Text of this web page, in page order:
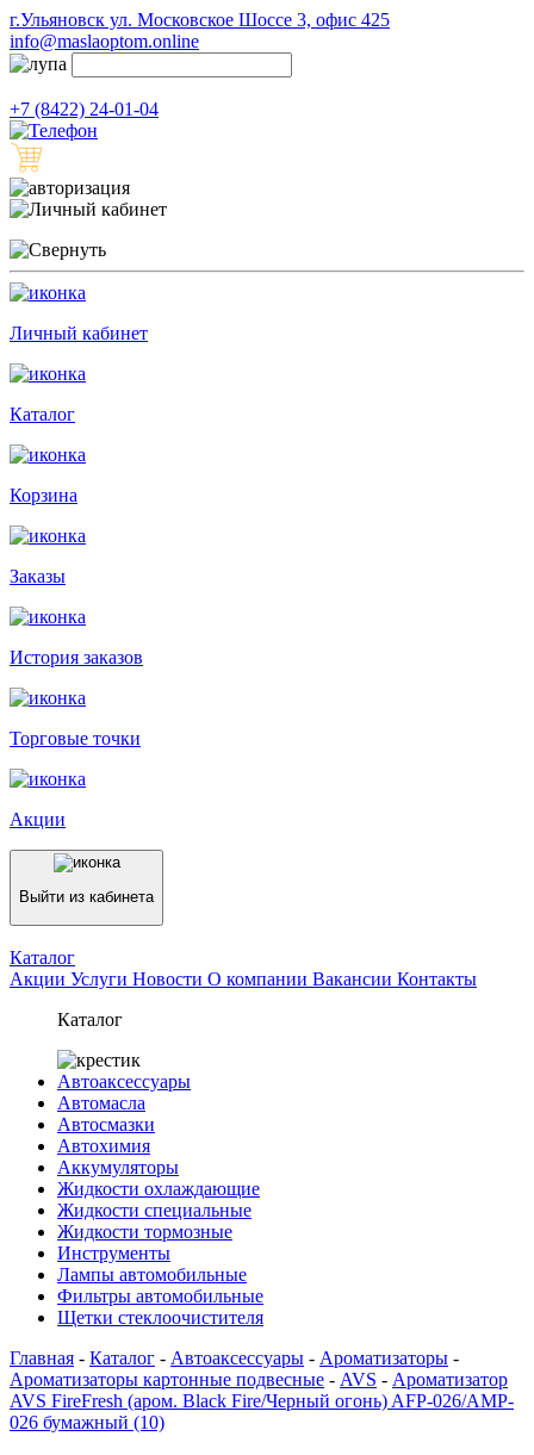
г.Ульяновск ул. Московское Шоссе 3, офис 425
info@maslaoptom.online
+7 (8422) 24-01-04
Личный кабинет
Каталог
Корзина
Заказы
История заказов
Торговые точки
Акции
Выйти из кабинета
Каталог
Акции Услуги Новости О компании Вакансии Контакты
Каталог
Автоаксессуары
Автомасла
Автосмазки
Автохимия
Аккумуляторы
Жидкости охлаждающие
Жидкости специальные
Жидкости тормозные
Инструменты
Лампы автомобильные
Фильтры автомобильные
Щетки стеклоочистителя
Главная - Каталог - Автоаксессуары - Ароматизаторы -
Ароматизаторы картонные подвесные - AVS - Ароматизатор
AVS FireFresh (аром. Black Fire/Черный огонь) AFP-026/AMP-
026 бумажный (10)